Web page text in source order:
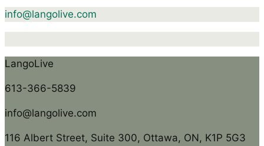
info@langolive.com
LangoLive
613-366-5839
info@langolive.com
116 Albert Street, Suite 300, Ottawa, ON, K1P 5G3